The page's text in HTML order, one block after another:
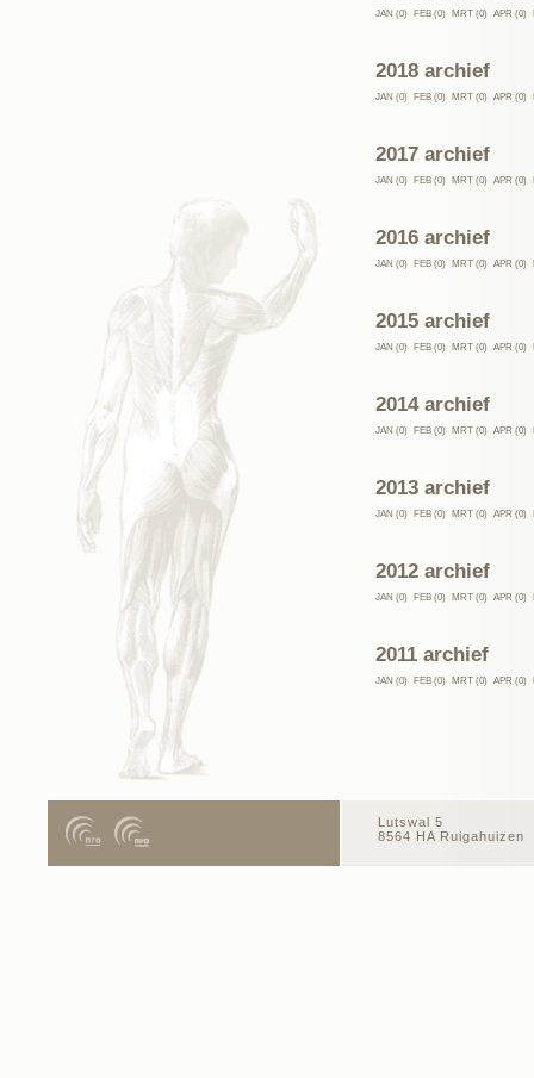
JAN (0) FEB (0) MRT (0) APR (0)
2018 archief
JAN (0) FEB (0) MRT (0) APR (0)
2017 archief
JAN (0) FEB (0) MRT (0) APR (0)
2016 archief
JAN (0) FEB (0) MRT (0) APR (0)
2015 archief
JAN (0) FEB (0) MRT (0) APR (0)
2014 archief
JAN (0) FEB (0) MRT (0) APR (0)
2013 archief
JAN (0) FEB (0) MRT (0) APR (0)
2012 archief
JAN (0) FEB (0) MRT (0) APR (0)
2011 archief
JAN (0) FEB (0) MRT (0) APR (0)
Lutswal 5
8564 HA Ruigahuizen